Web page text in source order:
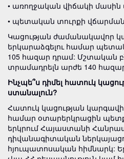
• առողջական վիճակի մասին
• պետական տուրքի
Կացության ժամանակավոր
երկարաձգելու համար
105 հազար դրամ: Մշտական
տրամադրելն արժե 140
Ինչպե՞ս դիմել հատուկ
ստանալուն?
Հատուկ կացության
համար օտարերկրացին պետք
երկրում Հայաստանի
դիվանագիտական
հյուպատոսական հիմնարկ: